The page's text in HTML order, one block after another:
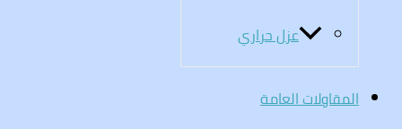
عزل حراري
المقاولات العامة